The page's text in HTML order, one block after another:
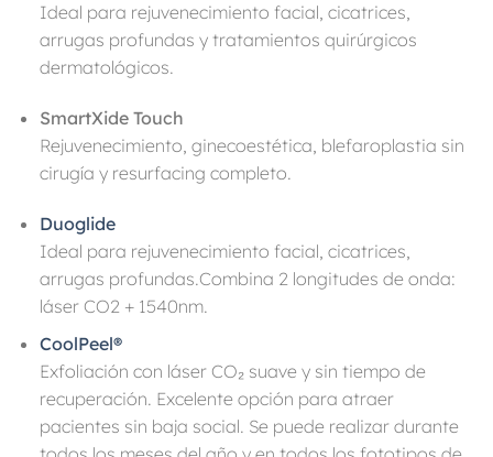
Ideal para rejuvenecimiento facial, cicatrices,
arrugas profundas y tratamientos quirúrgicos
dermatológicos.
SmartXide Touch
Rejuvenecimiento, ginecoestética, blefaroplastia sin
cirugía y resurfacing completo.
Duoglide
Ideal para rejuvenecimiento facial, cicatrices,
arrugas profundas.Combina 2 longitudes de onda:
láser CO2 + 1540nm.
CoolPeel®
Exfoliación con láser CO₂ suave y sin tiempo de
recuperación. Excelente opción para atraer
pacientes sin baja social. Se puede realizar durante